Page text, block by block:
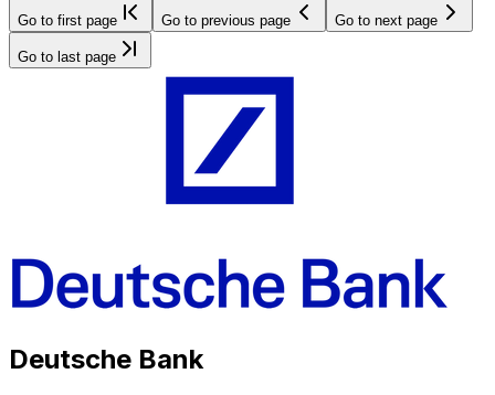
Go to first page Go to previous page Go to next page
Go to last page
Deutsche Bank